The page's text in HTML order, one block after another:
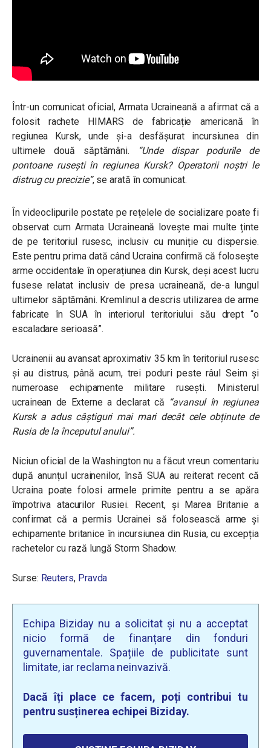
Într-un comunicat oficial, Armata Ucraineană a afirmat că a
folosit rachete HIMARS de fabricație americană în
regiunea Kursk, unde și-a desfășurat incursiunea din
ultimele două săptămâni.
“Unde dispar podurile de
pontoane ruseşti în regiunea Kursk? Operatorii noștri le
distrug cu precizie”, se arată în comunicat.
În videoclipurile postate pe rețelele de socializare poate fi
observat cum Armata Ucraineană lovește mai multe ținte
de pe teritoriul rusesc, inclusiv cu muniție cu dispersie.
Este pentru prima dată când Ucraina confirmă că folosește
arme occidentale în operațiunea din Kursk, deși acest lucru
fusese relatat inclusiv de presa ucraineană, de-a lungul
ultimelor săptămâni. Kremlinul a descris utilizarea de arme
fabricate în SUA în interiorul teritoriului său drept “o
escaladare serioasă”.
Ucrainenii au avansat aproximativ 35 km în teritoriul rusesc
și au distrus, până acum, trei poduri peste râul Seim și
numeroase echipamente militare rusești. Ministerul
ucrainean de Externe a declarat că “avansul în regiunea
Kursk a adus câștiguri mai mari decât cele obținute de
Rusia de la începutul anului”.
Niciun oficial de la Washington nu a făcut vreun comentariu
după anunțul ucrainenilor, însă SUA au reiterat recent că
Ucraina poate folosi armele primite pentru a se apăra
împotriva atacurilor Rusiei. Recent, și Marea Britanie a
confirmat că a permis Ucrainei să folosească arme și
echipamente britanice în incursiunea din Rusia, cu excepția
rachetelor cu rază lungă Storm Shadow.
Surse: Reuters, Pravda
Echipa Biziday nu a solicitat și nu a acceptat
nicio formă de finanțare din fonduri
guvernamentale. Spațiile de publicitate sunt
limitate, iar reclama neinvazivă.
Dacă îți place ce facem, poți contribui tu
pentru susținerea echipei Biziday.